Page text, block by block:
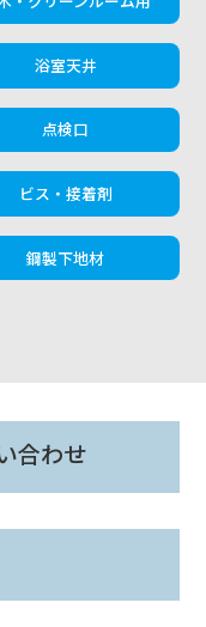
浴室天井
点検口
ビス・接着剤
鋼製下地材
合わせ